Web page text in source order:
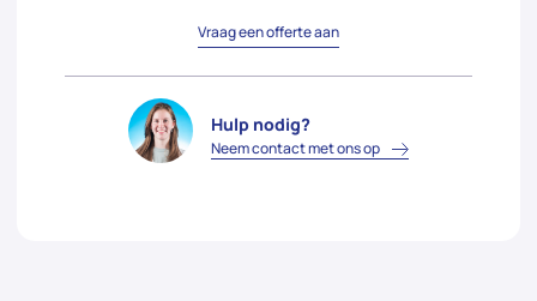
Vraag een offerte aan
Hulp nodig?
Neem contact met ons op